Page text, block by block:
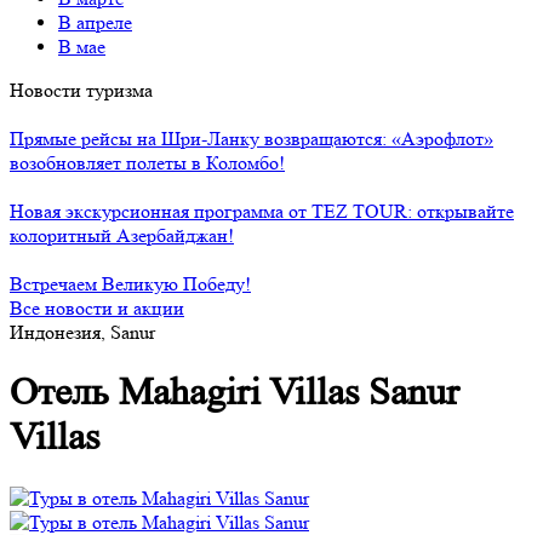
В апреле
В мае
Новости туризма
Прямые рейсы на Шри-Ланку возвращаются: «Аэрофлот»
возобновляет полеты в Коломбо!
Новая экскурсионная программа от TEZ TOUR: открывайте
колоритный Азербайджан!
Встречаем Великую Победу!
Все новости и акции
Индонезия, Sanur
Отель Mahagiri Villas Sanur
Villas